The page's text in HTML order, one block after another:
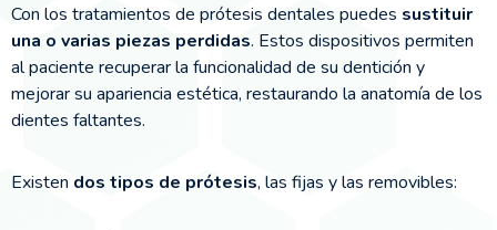
Con los tratamientos de prótesis dentales puedes sustituir
una o varias piezas perdidas. Estos dispositivos permiten
al paciente recuperar la funcionalidad de su dentición y
mejorar su apariencia estética, restaurando la anatomía de los
dientes faltantes.
Existen dos tipos de prótesis, las fijas y las removibles: